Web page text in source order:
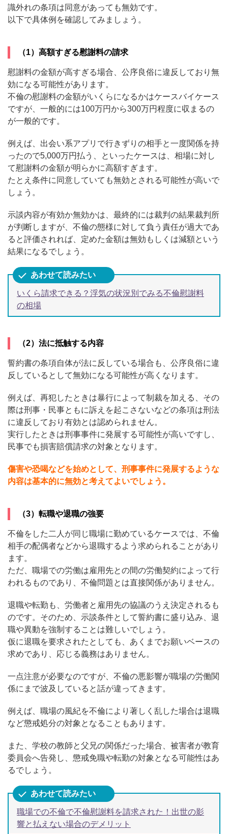
識外れの条項は同意があっても無効です。
以下で具体例を確認してみましょう。
（1）高額すぎる慰謝料の請求
慰謝料の金額が高すぎる場合、公序良俗に違反しており無
効になる可能性があります。
不倫の慰謝料の金額がいくらになるかはケースバイケース
ですが、一般的には100万円から300万円程度に収まるの
が一般的です。
例えば、出会い系アプリで行きずりの相手と一度関係を持
ったので5,000万円払う、といったケースは、相場に対し
て慰謝料の金額が明らかに高額すぎます。
たとえ条件に同意していても無効とされる可能性が高いで
しょう。
示談内容が有効か無効かは、最終的には裁判の結果裁判所
が判断しますが、不倫の態様に対して負う責任が過大であ
ると評価されれば、定めた金額は無効もしくは減額という
結果になるでしょう。
いくら請求できる？浮気の状況別でみる不倫慰謝料
の相場
（2）法に抵触する内容
誓約書の条項自体が法に反している場合も、公序良俗に違
反しているとして無効になる可能性が高くなります。
例えば、再犯したときは暴行によって制裁を加える、その
際は刑事・民事ともに訴えを起こさないなどの条項は刑法
に違反しており有効とは認められません。
実行したときは刑事事件に発展する可能性が高いですし、
民事でも損害賠償請求の対象となります。
傷害や恐喝などを始めとして、刑事事件に発展するような
内容は基本的に無効と考えてよいでしょう。
（3）転職や退職の強要
不倫をした二人が同じ職場に勤めているケースでは、不倫
相手の配偶者などから退職するよう求められることがあり
ます。
ただ、職場での労働は雇用先との間の労働契約によって行
われるものであり、不倫問題とは直接関係がありません。
退職や転勤も、労働者と雇用先の協議のうえ決定されるも
のです。そのため、示談条件として誓約書に盛り込み、退
職や異動を強制することは難しいでしょう。
仮に退職を要求されたとしても、あくまでお願いベースの
求めであり、応じる義務はありません。
一点注意が必要なのですが、不倫の悪影響が職場の労働関
係にまで波及していると話が違ってきます。
例えば、職場の風紀を不倫により著しく乱した場合は退職
など懲戒処分の対象となることもあります。
また、学校の教師と父兄の関係だった場合、被害者が教育
委員会へ告発し、懲戒免職や転勤の対象となる可能性はあ
るでしょう。
職場での不倫で不倫慰謝料を請求された！出世の影
響と払えない場合のデメリット